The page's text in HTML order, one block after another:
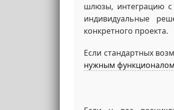
шлюзы, интеграцию с
индивидуальные
конкретного проекта.
Если стандартных
нужным функционалом